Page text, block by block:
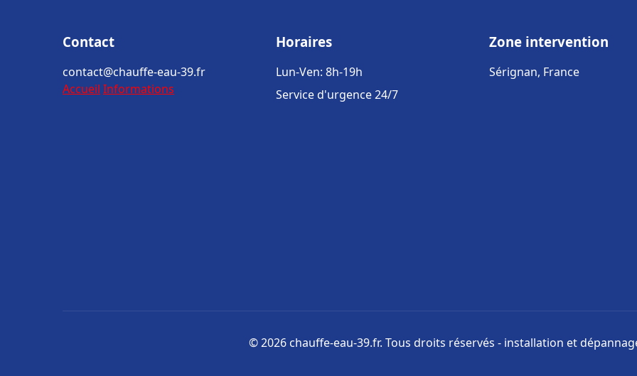
Contact
contact@chauffe-eau-39.fr
Accueil Informations
Horaires
Lun-Ven: 8h-19h
Service d'urgence 24/7
Zone intervention
Sérignan, France
© 2026 chauffe-eau-39.fr. Tous droits réservés - installation et